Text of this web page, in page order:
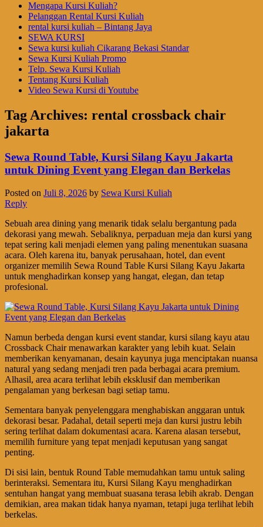
Mengapa Kursi Kuliah?
Pelanggan Rental Kursi Kuliah
rental kursi kuliah – Bintang Jaya
SEWA KURSI
Sewa kursi kuliah Cikarang Bekasi Standar
Sewa Kursi Kuliah Promo
Telp. Sewa Kursi Kuliah
Tentang Kursi Kuliah
Video Sewa Kursi di Youtube
Tag Archives: rental crossback chair
jakarta
Sewa Round Table, Kursi Silang Kayu Jakarta
untuk Dining Event yang Elegan dan Berkelas
Posted on Juli 8, 2026 by Sewa Kursi Kuliah
Reply
Sebuah area dining yang menarik tidak selalu bergantung pada
dekorasi yang mewah. Sebaliknya, perpaduan meja dan kursi yang
tepat sering kali menjadi elemen yang paling menentukan suasana
acara. Oleh karena itu, banyak perusahaan, hotel, dan event
organizer memilih Sewa Round Table Kursi Silang Kayu Jakarta
untuk menghadirkan konsep yang hangat, elegan, dan tetap
profesional.
Namun berbeda dengan kursi event standar, kursi silang kayu atau
Crossback Chair menawarkan karakter yang lebih kuat. Selain
memberikan kenyamanan, desain kayunya juga menciptakan nuansa
natural yang sedang menjadi tren pada berbagai acara premium.
Alhasil, area acara terlihat lebih eksklusif dan memberikan
pengalaman yang berkesan bagi setiap tamu.
Sementara banyak penyelenggara menghabiskan anggaran untuk
dekorasi besar. Padahal, detail seperti meja dan kursi justru lebih
sering terlihat dalam dokumentasi acara. Karena alasan tersebut,
memilih furniture yang tepat menjadi keputusan yang sangat
penting.
Di sisi lain, bentuk Round Table memudahkan tamu untuk saling
berinteraksi. Sementara itu, Kursi Silang Kayu menghadirkan
sentuhan hangat yang membuat suasana terasa lebih akrab. Dengan
demikian, area makan tidak hanya nyaman, tetapi juga terlihat lebih
berkelas.